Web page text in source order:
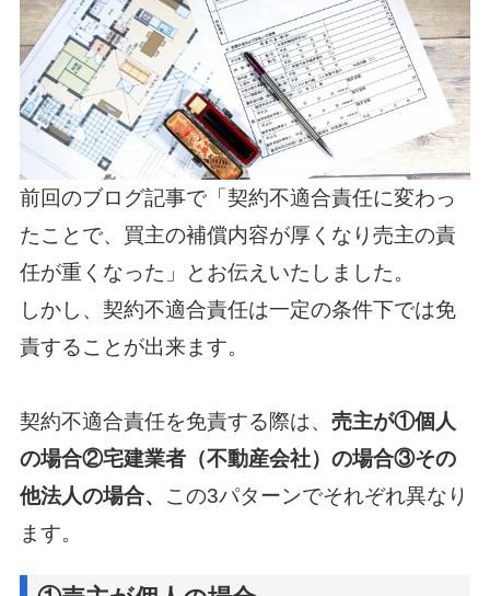
前回のブログ記事で「契約不適合責任に変わっ
たことで、買主の補償内容が厚くなり売主の責
任が重くなった」
とお伝えいたしました。
しかし、契約不適合責任は一定の条件下では免
責することが出来ます。
契約不適合責任を免責する際は、 売主が①個人
の場合②宅建業者（不動産会社）の場合③その
他法人の場合、 この3パターンでそれぞれ異なり
ます。